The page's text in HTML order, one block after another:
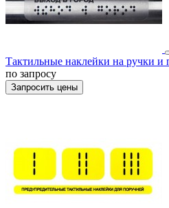
Тактильные наклейки на ручки и
по запросу
Запросить цены